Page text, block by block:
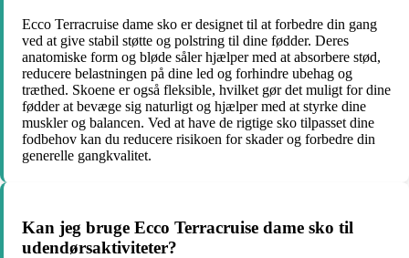
Ecco Terracruise dame sko er designet til at forbedre din gang
ved at give stabil støtte og polstring til dine fødder. Deres
anatomiske form og bløde såler hjælper med at absorbere stød,
reducere belastningen på dine led og forhindre ubehag og
træthed. Skoene er også fleksible, hvilket gør det muligt for dine
fødder at bevæge sig naturligt og hjælper med at styrke dine
muskler og balancen. Ved at have de rigtige sko tilpasset dine
fodbehov kan du reducere risikoen for skader og forbedre din
generelle gangkvalitet.
Kan jeg bruge Ecco Terracruise dame sko til
udendørsaktiviteter?